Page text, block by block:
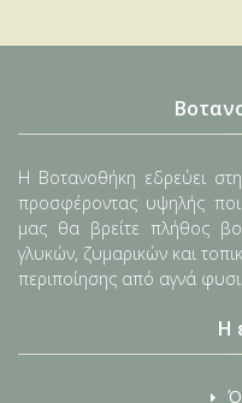
Η Βοτανοθήκη εδρεύει
προσφέροντας υψηλής
μας θα βρείτε πλήθος
γλυκών, ζυμαρικών και
περιποίησης από αγνά
Η